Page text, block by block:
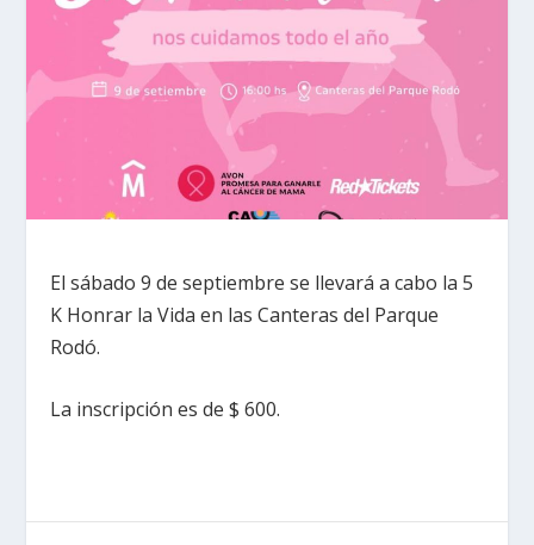
El sábado 9 de septiembre se llevará a cabo la 5
K Honrar la Vida en las Canteras del Parque
Rodó.
La inscripción es de $ 600.